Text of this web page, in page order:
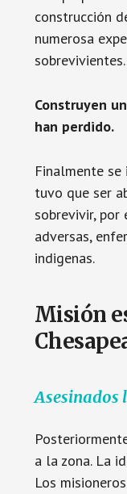
construcción
numerosa
sobrevivientes.
Construyen
han perdido.
Finalmente
tuvo que ser
sobrevivir, por
adversas,
indigenas.
Misión
Asesinados
a la zona. La
Los